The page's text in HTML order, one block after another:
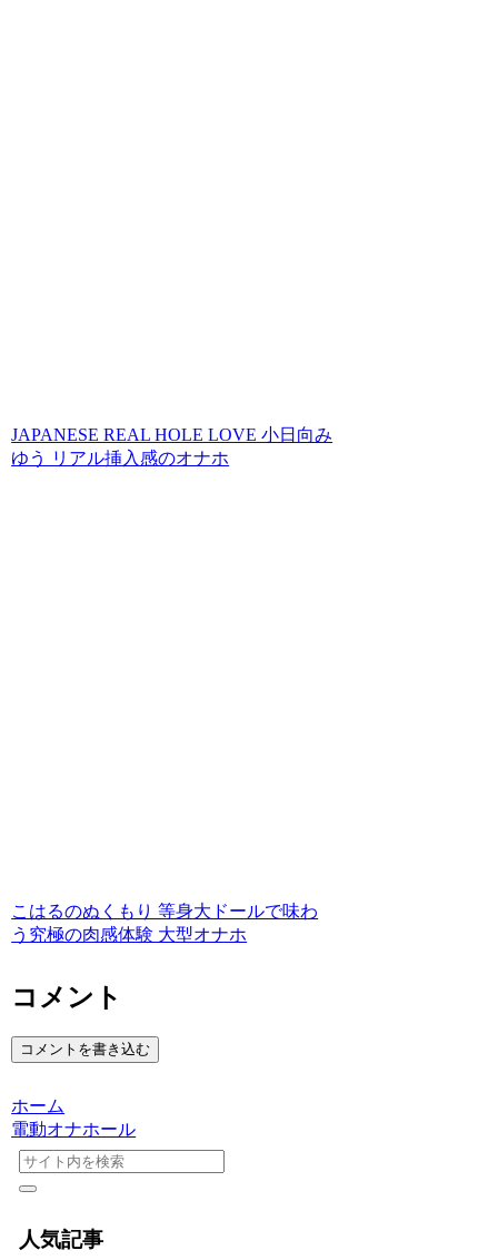
JAPANESE REAL HOLE LOVE 小日向み
ゆう リアル挿入感のオナホ
こはるのぬくもり 等身大ドールで味わ
う究極の肉感体験 大型オナホ
コメント
コメントを書き込む
ホーム
電動オナホール
人気記事